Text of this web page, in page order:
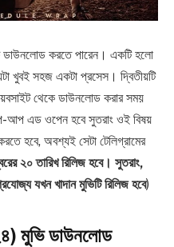
ডাউনলোড করতে পারেন। একটি হলো
খুবই সহজ একটা প্রসেস। দ্বিতীয়টি
থেকে ডাউনলোড করার সময়
আপ এড ওপেন হবে সুতরাং ওই বিষয়
হবে, অবশ্যই সেটা টেলিগ্রামের
২০ তারিখ রিলিজ হবে। সুতরাং,
যখন খাদান মুভিটি রিলিজ হবে)
মুভি ডাউনলোড